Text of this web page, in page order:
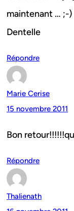
maintenant … ;-)
Dentelle
Répondre
Marie Cerise
15 novembre 2011
Bon
Répondre
Thalienath